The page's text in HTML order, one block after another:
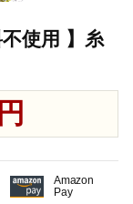
使用 】糸
Amazon
Pay